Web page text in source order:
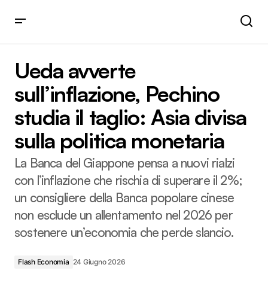
divisa sulla politica monetaria
Ueda avverte
sull’inflazione, Pechino
studia il taglio: Asia divisa
sulla politica monetaria
La Banca del Giappone pensa a nuovi rialzi
con l’inflazione che rischia di superare il 2%;
un consigliere della Banca popolare cinese
non esclude un allentamento nel 2026 per
sostenere un’economia che perde slancio.
Flash Economia 24 Giugno 2026